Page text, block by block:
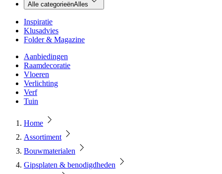
Alle categorieënAlles
Inspiratie
Klusadvies
Folder & Magazine
Aanbiedingen
Raamdecoratie
Vloeren
Verlichting
Verf
Tuin
Home
Assortiment
Bouwmaterialen
Gipsplaten & benodigdheden